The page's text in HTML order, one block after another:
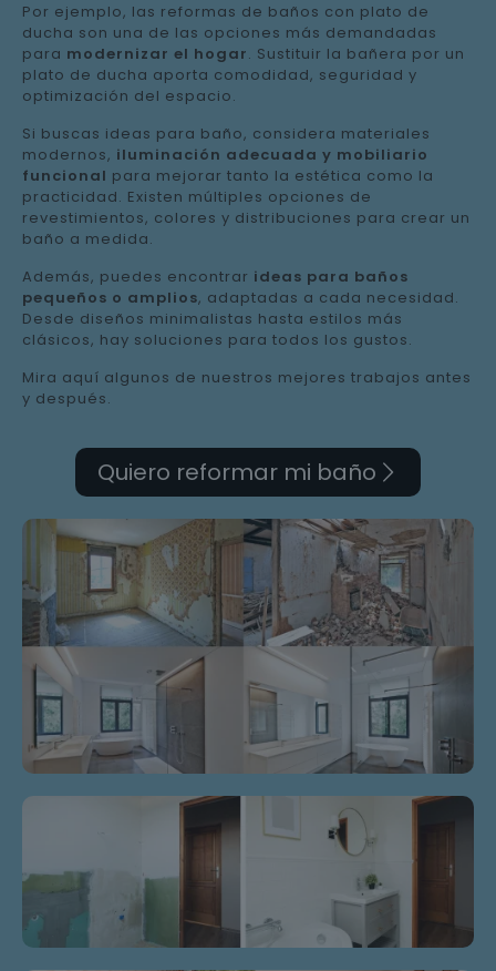
Por ejemplo, las reformas de baños con plato de
ducha son una de las opciones más demandadas
para modernizar el hogar. Sustituir la bañera por un
plato de ducha aporta comodidad, seguridad y
optimización del espacio.
Si buscas ideas para baño, considera materiales
modernos, iluminación adecuada y mobiliario
funcional para mejorar tanto la estética como la
practicidad. Existen múltiples opciones de
revestimientos, colores y distribuciones para crear un
baño a medida.
Además, puedes encontrar ideas para baños
pequeños o amplios, adaptadas a cada necesidad.
Desde diseños minimalistas hasta estilos más
clásicos, hay soluciones para todos los gustos.
Mira aquí algunos de nuestros mejores trabajos antes
y después.
Quiero reformar mi baño